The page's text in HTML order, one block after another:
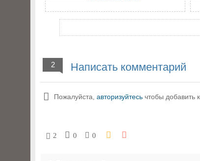
2 Написать комментарий
Пожалуйста, авторизуйтесь чтобы добавить
2 0 0